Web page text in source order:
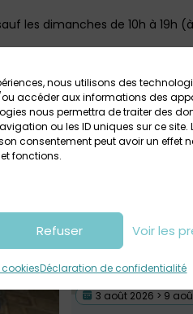
nous utilisons des
accéder aux informations des
nous permettra de traiter des
ou les ID uniques sur ce site.
consentement peut avoir un effet
fonctions.
Refuser Voir les
cookiesDéclaration de confidentialité
les dimanches de 10h à 19h
de 14h à 18h
à 17h30
3 août 2026 > 9